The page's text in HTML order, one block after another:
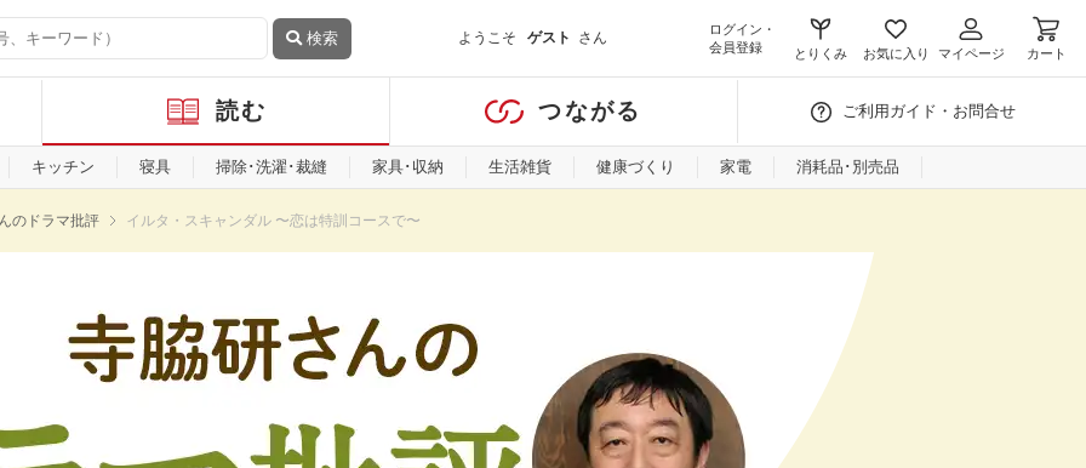
検索 ようこそ ゲスト さん
ログイン・
会員登録
とりくみ お気に入り マイページ カート
読む つながる ご利用ガイド・お問合せ
キッチン 寝具 掃除･洗濯･裁縫 家具･収納 生活雑貨 健康づくり 家電 消耗品･別売品
のドラマ批評 イルタ・スキャンダル 〜恋は特訓コースで〜